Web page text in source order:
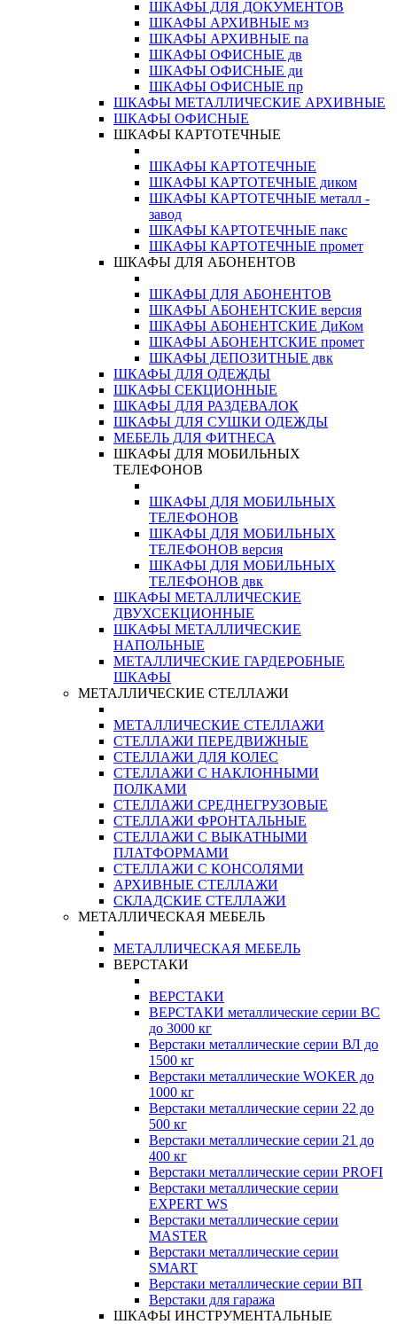
ШКАФЫ ДЛЯ ДОКУМЕНТОВ
ШКАФЫ АРХИВНЫЕ мз
ШКАФЫ АРХИВНЫЕ па
ШКАФЫ ОФИСНЫЕ дв
ШКАФЫ ОФИСНЫЕ ди
ШКАФЫ ОФИСНЫЕ пр
ШКАФЫ МЕТАЛЛИЧЕСКИЕ АРХИВНЫЕ
ШКАФЫ ОФИСНЫЕ
ШКАФЫ КАРТОТЕЧНЫЕ
ШКАФЫ КАРТОТЕЧНЫЕ
ШКАФЫ КАРТОТЕЧНЫЕ диком
ШКАФЫ КАРТОТЕЧНЫЕ металл -
завод
ШКАФЫ КАРТОТЕЧНЫЕ пакс
ШКАФЫ КАРТОТЕЧНЫЕ промет
ШКАФЫ ДЛЯ АБОНЕНТОВ
ШКАФЫ ДЛЯ АБОНЕНТОВ
ШКАФЫ АБОНЕНТСКИЕ версия
ШКАФЫ АБОНЕНТСКИЕ ДиКом
ШКАФЫ АБОНЕНТСКИЕ промет
ШКАФЫ ДЕПОЗИТНЫЕ двк
ШКАФЫ ДЛЯ ОДЕЖДЫ
ШКАФЫ СЕКЦИОННЫЕ
ШКАФЫ ДЛЯ РАЗДЕВАЛОК
ШКАФЫ ДЛЯ СУШКИ ОДЕЖДЫ
МЕБЕЛЬ ДЛЯ ФИТНЕСА
ШКАФЫ ДЛЯ МОБИЛЬНЫХ
ТЕЛЕФОНОВ
ШКАФЫ ДЛЯ МОБИЛЬНЫХ
ТЕЛЕФОНОВ
ШКАФЫ ДЛЯ МОБИЛЬНЫХ
ТЕЛЕФОНОВ версия
ШКАФЫ ДЛЯ МОБИЛЬНЫХ
ТЕЛЕФОНОВ двк
ШКАФЫ МЕТАЛЛИЧЕСКИЕ
ДВУХСЕКЦИОННЫЕ
ШКАФЫ МЕТАЛЛИЧЕСКИЕ
НАПОЛЬНЫЕ
МЕТАЛЛИЧЕСКИЕ ГАРДЕРОБНЫЕ
ШКАФЫ
МЕТАЛЛИЧЕСКИЕ СТЕЛЛАЖИ
МЕТАЛЛИЧЕСКИЕ СТЕЛЛАЖИ
СТЕЛЛАЖИ ПЕРЕДВИЖНЫЕ
СТЕЛЛАЖИ ДЛЯ КОЛЕС
СТЕЛЛАЖИ С НАКЛОННЫМИ
ПОЛКАМИ
СТЕЛЛАЖИ СРЕДНЕГРУЗОВЫЕ
СТЕЛЛАЖИ ФРОНТАЛЬНЫЕ
СТЕЛЛАЖИ С ВЫКАТНЫМИ
ПЛАТФОРМАМИ
СТЕЛЛАЖИ С КОНСОЛЯМИ
АРХИВНЫЕ СТЕЛЛАЖИ
СКЛАДСКИЕ СТЕЛЛАЖИ
МЕТАЛЛИЧЕСКАЯ МЕБЕЛЬ
МЕТАЛЛИЧЕСКАЯ МЕБЕЛЬ
ВЕРСТАКИ
ВЕРСТАКИ
ВЕРСТАКИ металлические серии ВС
до 3000 кг
Верстаки металлические серии ВЛ до
1500 кг
Верстаки металлические WOKER до
1000 кг
Верстаки металлические серии 22 до
500 кг
Верстаки металлические серии 21 до
400 кг
Верстаки металлические серии PROFI
Верстаки металлические серии
EXPERT WS
Верстаки металлические серии
MASTER
Верстаки металлические серии
SMART
Верстаки металлические серии ВП
Верстаки для гаража
ШКАФЫ ИНСТРУМЕНТАЛЬНЫЕ